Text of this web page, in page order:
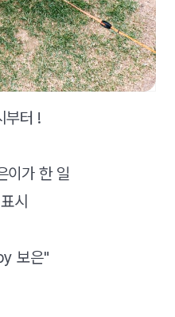
부터 !
이가 한 일
시
보은"